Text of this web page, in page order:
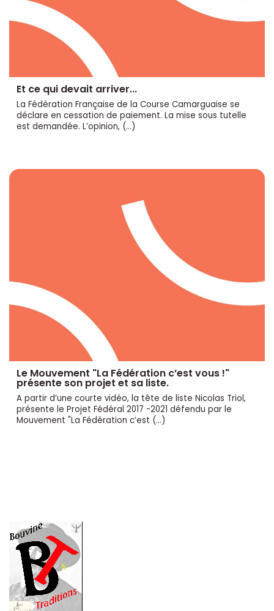
Et ce qui devait arriver...
La Fédération Française de la Course Camarguaise se
déclare en cessation de paiement. La mise sous tutelle
est demandée. L’opinion, (…)
Le Mouvement "La Fédération c’est vous !"
présente son projet et sa liste.
A partir d’une courte vidéo, la tête de liste Nicolas Triol,
présente le Projet Fédéral 2017 -2021 défendu par le
Mouvement "La Fédération c’est (…)